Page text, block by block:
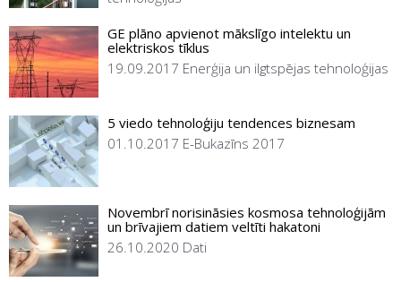
GE plāno apvienot mākslīgo intelektu un
elektriskos tīklus
19.09.2017 Enerģija un ilgtspējas tehnoloģijas
5 viedo tehnoloģiju tendences biznesam
01.10.2017 E-Bukazīns 2017
Novembrī norisināsies kosmosa tehnoloģijām
un brīvajiem datiem veltīti hakatoni
26.10.2020 Dati